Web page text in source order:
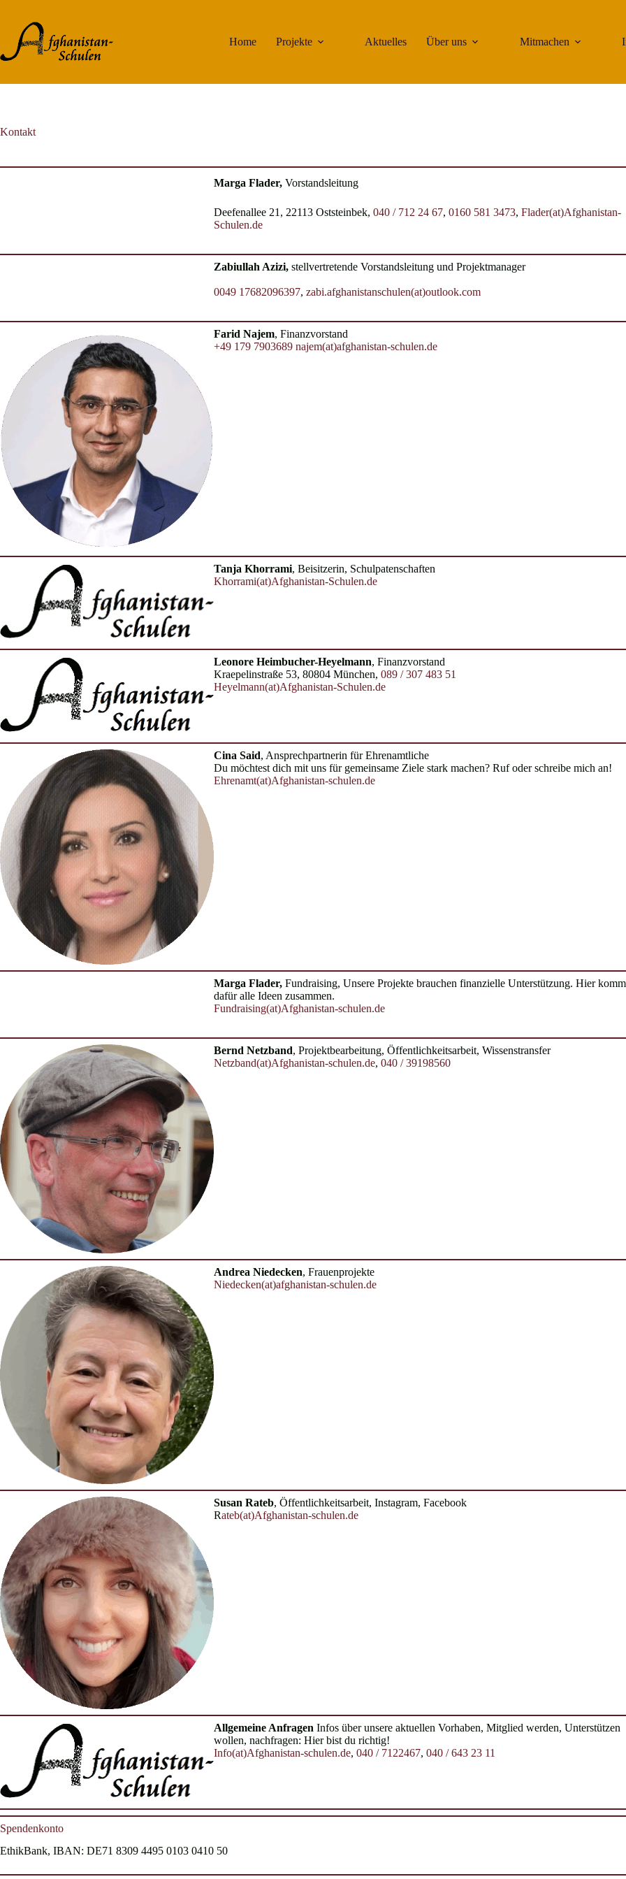
springen
Home
Projekte Aktuelles Über uns Mitmachen
Kontakt
Marga Flader, Vorstandsleitung
Deefenallee 21, 22113 Oststeinbek,040 / 712 24 67,0160 581 3473,Flader(at)Afghanistan-
Schulen.de
Zabiullah Azizi,stellvertretende Vorstandsleitung und Projektmanager
0049 17682096397,zabi.afghanistanschulen(at)outlook.com
Farid Najem, Finanzvorstand
+49 179 7903689 najem(at)afghanistan-schulen.de
Tanja Khorrami, Beisitzerin, Schulpatenschaften
Khorrami(at)Afghanistan-Schulen.de
Leonore Heimbucher-Heyelmann, Finanzvorstand
Kraepelinstraße 53, 80804 München,089 / 307 483 51
Heyelmann(at)Afghanistan-Schulen.de
Cina Said, Ansprechpartnerin für Ehrenamtliche
Du möchtest dich mit uns für gemeinsame Ziele stark machen? Ruf oder schreibe mich an!
Ehrenamt(at)Afghanistan-schulen.de
Marga Flader,Fundraising, Unsere Projekte brauchen finanzielle Unterstützung. Hier
dafür alle Ideen zusammen.
Fundraising(at)Afghanistan-schulen.de
Bernd Netzband, Projektbearbeitung, Öffentlichkeitsarbeit, Wissenstransfer
Netzband(at)Afghanistan-schulen.de,040 / 39198560
Andrea Niedecken, Frauenprojekte
Niedecken(at)afghanistan-schulen.de
Susan Rateb, Öffentlichkeitsarbeit, Instagram, Facebook
Rateb(at)Afghanistan-schulen.de
Allgemeine Anfragen Infos über unsere aktuellen Vorhaben, Mitglied werden, Unterstützen
wollen, nachfragen: Hier bist du richtig!
Info(at)Afghanistan-schulen.de,040 / 7122467,040 / 643 23 11
Spendenkonto
EthikBank, IBAN: DE71 8309 4495 0103 0410 50